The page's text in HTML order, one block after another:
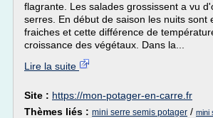
flagrante. Les salades grossissent a vu
serres. En début de saison les nuits sont
fraiches et cette différence de
croissance des végétaux. Dans la...
Lire la suite
Site : https://mon-potager-en-carre.fr
Thèmes liés : mini serre semis potager / mini